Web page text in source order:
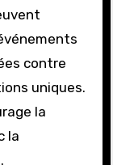
contre
uniques.
la
la